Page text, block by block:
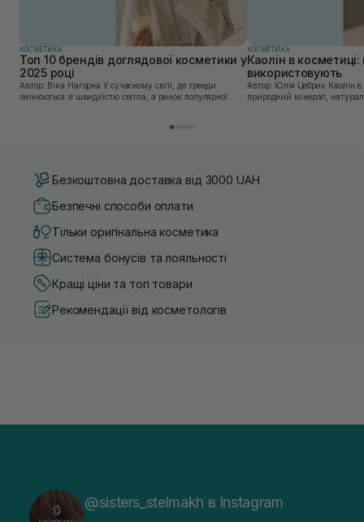
КОСМЕТИКА
Топ 10 брендів доглядової косметики у
2025 році
Автор: Віка Нагорна У сучасному світі, де тренди
змінюються зі швидкістю світла, а ринок популярної
КОСМЕТИКА
Каолін в
використовують
Автор: Юлія Цебрик Каолін в косметології – це
природний мінерал,
Безкоштовна доставка від 3000 UAH
Безпечні способи оплати
Тільки оригінальна косметика
Система бонусів та лояльності
Кращі ціни та топ товари
Рекомендації від косметологів
@sisters_stelmakh в Instagram